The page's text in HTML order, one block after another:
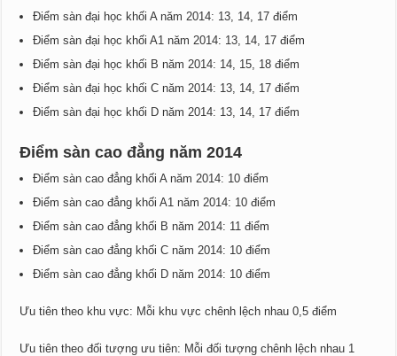
Điểm sàn đại học khối A năm 2014: 13, 14, 17 điểm
Điểm sàn đại học khối A1 năm 2014: 13, 14, 17 điểm
Điểm sàn đại học khối B năm 2014: 14, 15, 18 điểm
Điểm sàn đại học khối C năm 2014: 13, 14, 17 điểm
Điểm sàn đại học khối D năm 2014: 13, 14, 17 điểm
Điểm sàn cao đẳng năm 2014
Điểm sàn cao đẳng khối A năm 2014: 10 điểm
Điểm sàn cao đẳng khối A1 năm 2014: 10 điểm
Điểm sàn cao đẳng khối B năm 2014: 11 điểm
Điểm sàn cao đẳng khối C năm 2014: 10 điểm
Điểm sàn cao đẳng khối D năm 2014: 10 điểm
Ưu tiên theo khu vực: Mỗi khu vực chênh lệch nhau 0,5 điểm
Ưu tiên theo đối tượng ưu tiên: Mỗi đối tượng chênh lệch nhau 1